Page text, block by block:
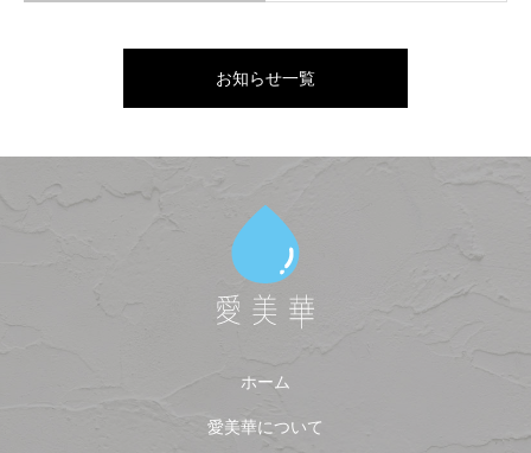
お知らせ一覧
ホーム
愛美華について